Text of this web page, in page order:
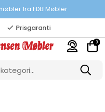
fra FDB Møbler
danskejet webshop
Prisgaranti
m2 showroom
& gode parkeringsforhold
0